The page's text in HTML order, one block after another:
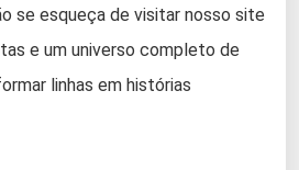
se esqueça de visitar nosso site
e um universo completo de
linhas em histórias